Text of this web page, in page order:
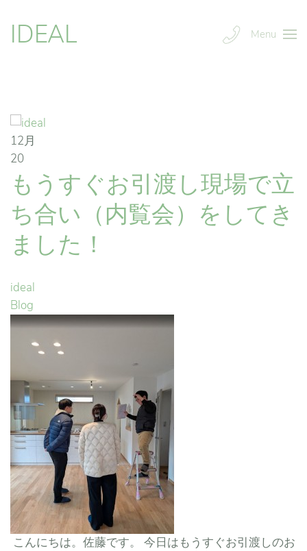
IDEAL Menu
12月
20
もうすぐお引渡し現場で立
ち合い（内覧会）をしてき
ました！
ideal
Blog
こんにちは。佐藤です。 今日はもうすぐお引渡しのお